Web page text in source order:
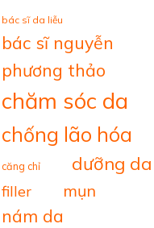
bác sĩ da liễu
bác sĩ nguyễn
phương thảo
chăm sóc da
chống lão hóa
căng chỉ dưỡng da
filler mụn
nám da